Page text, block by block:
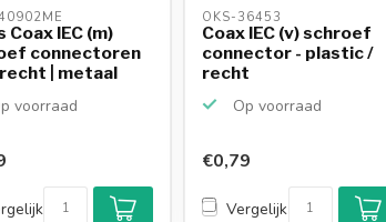
Coax IEC (m)
connectoren
| metaal
voorraad
OKS-36453
Coax IEC (v) schroef
connector - plastic /
recht
Op voorraad
€0,79
Vergelijk